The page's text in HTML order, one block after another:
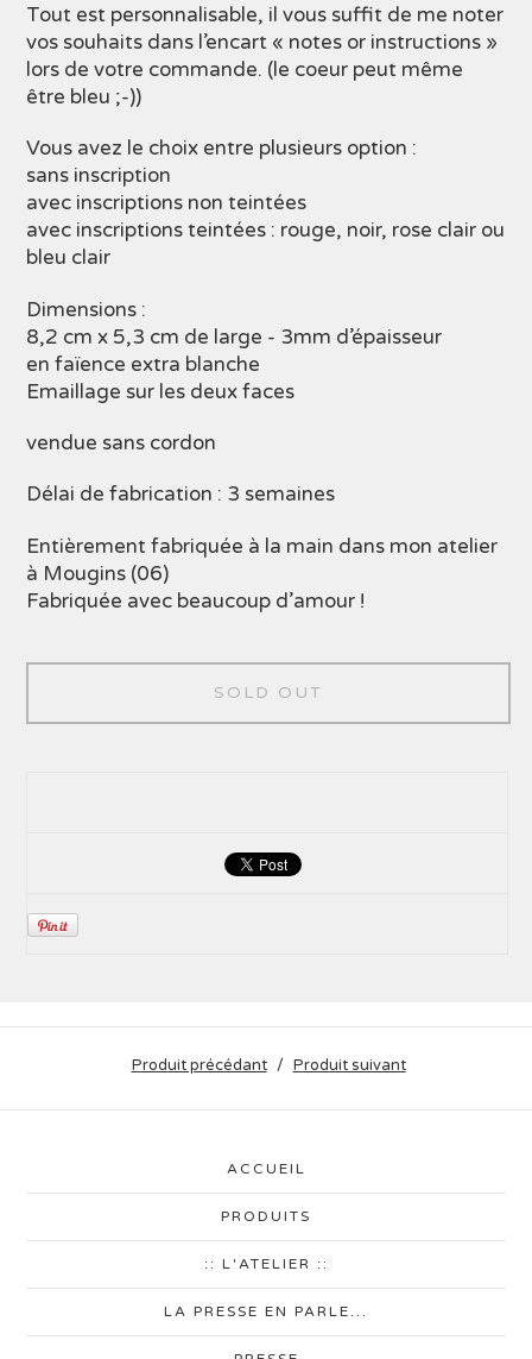
Tout est personnalisable, il vous suffit de me noter
vos souhaits dans l’encart « notes or instructions »
lors de votre commande. (le coeur peut même
être bleu ;-))
Vous avez le choix entre plusieurs option :
sans inscription
avec inscriptions non teintées
avec inscriptions teintées : rouge, noir, rose clair ou
bleu clair
Dimensions :
8,2 cm x 5,3 cm de large - 3mm d’épaisseur
en faïence extra blanche
Emaillage sur les deux faces
vendue sans cordon
Délai de fabrication : 3 semaines
Entièrement fabriquée à la main dans mon atelier
à Mougins (06)
Fabriquée avec beaucoup d’amour !
SOLD OUT
Produit précédant Produit suivant
ACCUEIL
PRODUITS
:: L'ATELIER ::
LA PRESSE EN PARLE...